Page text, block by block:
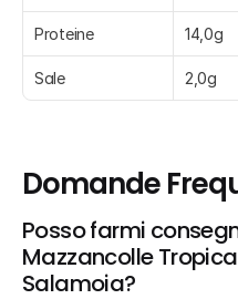
Proteine 14,0g
Sale 2,0g
Domande
Posso farmi
Mazzancolle
Salamoia?